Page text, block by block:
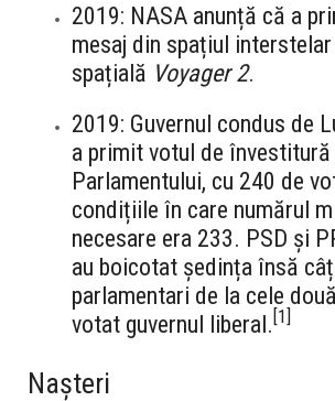
2019: NASA anunță că a
mesaj din spațiul interstelar
spațială Voyager 2.
2019: Guvernul condus de
a primit votul de învestitură
Parlamentului, cu 240 de
condițiile în care numărul
necesare era 233. PSD și
au boicotat ședința însă
parlamentari de la cele
votat guvernul liberal. 1
Nașteri